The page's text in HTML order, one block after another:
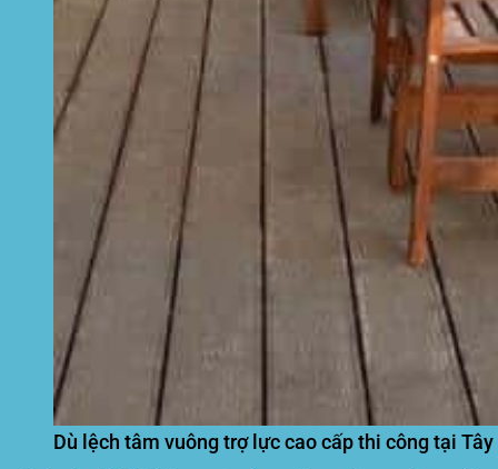
Dù lệch tâm vuông trợ lực cao cấp thi công tại